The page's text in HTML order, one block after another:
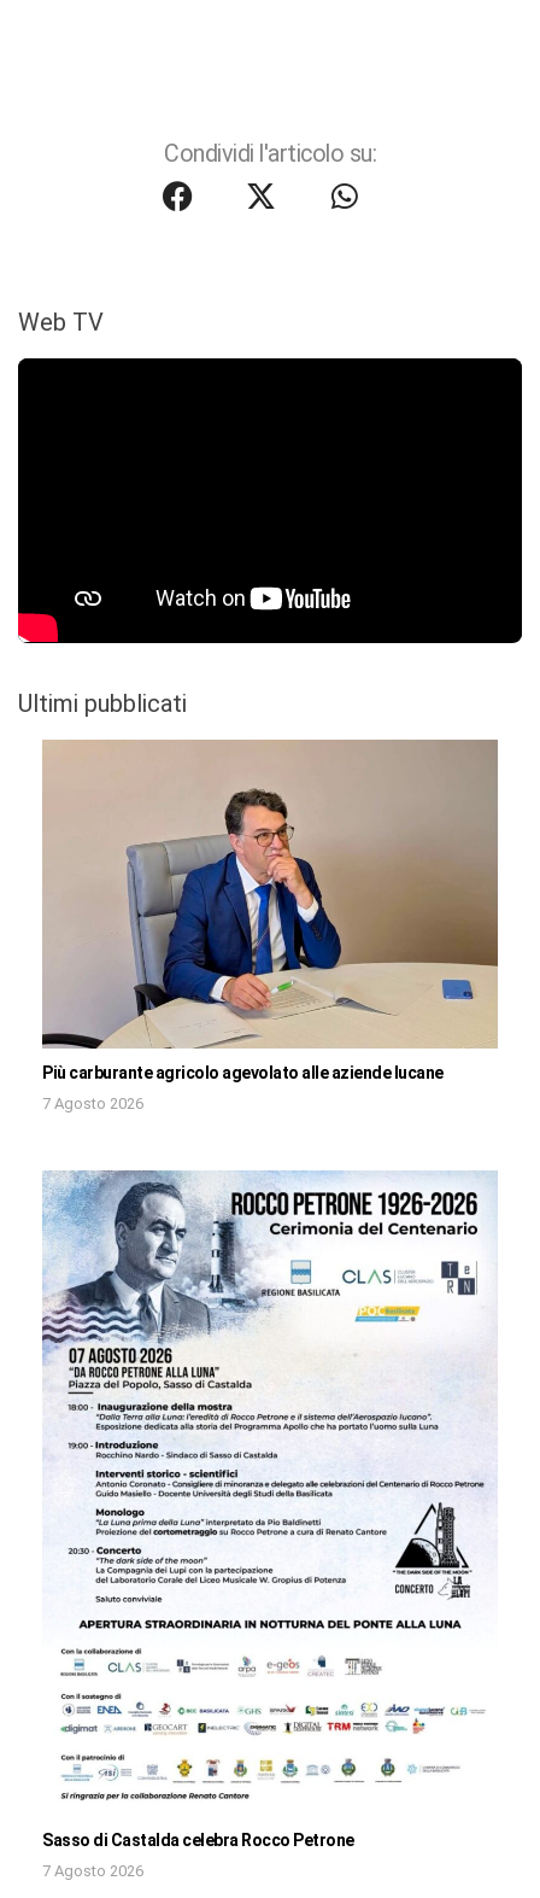
Condividi l'articolo su:
Web TV
Ultimi pubblicati
Più carburante agricolo agevolato alle aziende lucane
7 Agosto 2026
Sasso di Castalda celebra Rocco Petrone
7 Agosto 2026